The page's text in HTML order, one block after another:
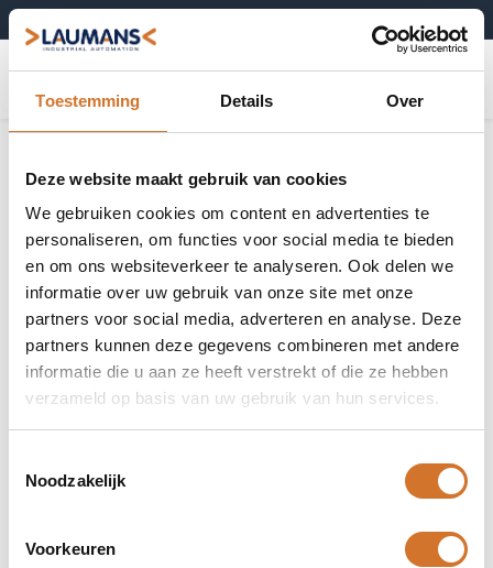
Toestemming Details Over
Deze website maakt gebruik van cookies
We gebruiken cookies om content en advertenties te
personaliseren, om functies voor social media te bieden
en om ons websiteverkeer te analyseren. Ook delen we
informatie over uw gebruik van onze site met onze
partners voor social media, adverteren en analyse. Deze
partners kunnen deze gegevens combineren met andere
informatie die u aan ze heeft verstrekt of die ze hebben
verzameld op basis van uw gebruik van hun services.
Noodzakelijk
Voorkeuren
0